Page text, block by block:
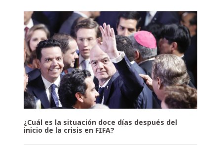
¿Cuál es la situación doce días después del
inicio de la crisis en FIFA?